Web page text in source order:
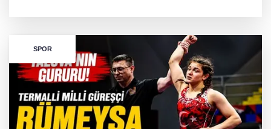
SPOR